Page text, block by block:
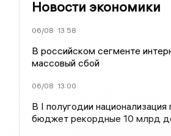
Новости экономики
06/08 13:58
В российском сегменте
массовый сбой
06/08 13:00
В I полугодии национализация
бюджет рекордные 10 млрд